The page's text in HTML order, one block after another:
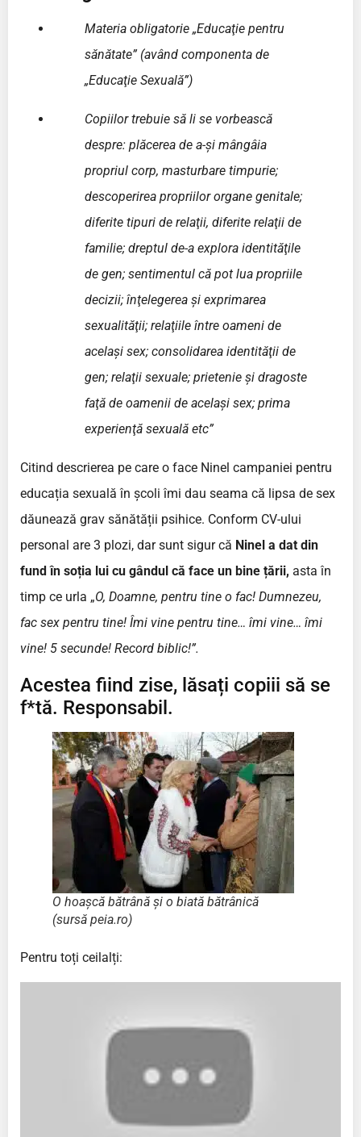
Materia obligatorie „Educaţie pentru
sănătate” (având componenta de
„Educaţie Sexuală”)
Copiilor trebuie să li se vorbească
despre: plăcerea de a-şi mângâia
propriul corp, masturbare timpurie;
descoperirea propriilor organe genitale;
diferite tipuri de relaţii, diferite relaţii de
familie; dreptul de-a explora identităţile
de gen; sentimentul că pot lua propriile
decizii; înţelegerea şi exprimarea
sexualităţii; relaţiile între oameni de
acelaşi sex; consolidarea identităţii de
gen; relaţii sexuale; prietenie şi dragoste
faţă de oamenii de acelaşi sex; prima
experienţă sexuală etc”
Citind descrierea pe care o face Ninel campaniei pentru
educația sexuală în școli îmi dau seama că lipsa de sex
dăunează grav sănătății psihice. Conform CV-ului
personal are 3 plozi, dar sunt sigur că Ninel a dat din
fund în soția lui cu gândul că face un bine țării, asta în
timp ce urla „O, Doamne, pentru tine o fac! Dumnezeu,
fac sex pentru tine! Îmi vine pentru tine… îmi vine… îmi
vine! 5 secunde! Record biblic!”.
Acestea fiind zise, lăsați copiii să se
f*tă. Responsabil.
O hoașcă bătrână și o biată bătrânică
(sursă peia.ro)
Pentru toți ceilalți: